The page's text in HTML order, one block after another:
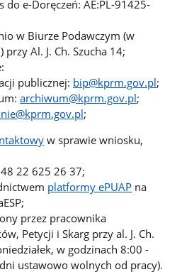
do e-Doręczeń: AE:PL-91425-
w Biurze Podawczym (w
Al. J. Ch. Szucha 14;
publicznej: bip@kprm.gov.pl;
archiwum@kprm.gov.pl;
;
w sprawie wniosku,
48 22 625 26 37;
platformy ePUAP na
przez pracownika
Petycji i Skarg przy al. J. Ch.
w godzinach 8:00 -
ustawowo wolnych od pracy).